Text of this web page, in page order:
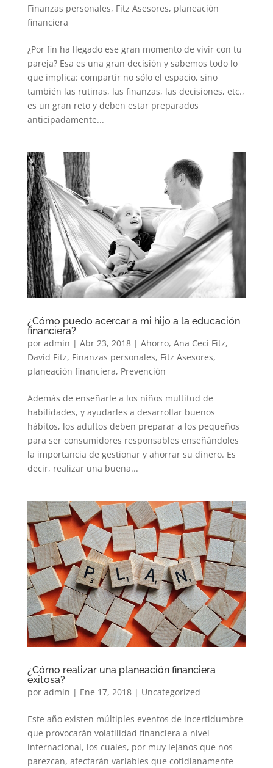
Finanzas personales, Fitz Asesores, planeación
financiera
¿Por fin ha llegado ese gran momento de vivir con tu
pareja? Esa es una gran decisión y sabemos todo lo
que implica: compartir no sólo el espacio, sino
también las rutinas, las finanzas, las decisiones, etc.,
es un gran reto y deben estar preparados
anticipadamente...
¿Cómo puedo acercar a mi hijo a la educación
financiera?
por admin | Abr 23, 2018| Ahorro, Ana Ceci Fitz,
David Fitz, Finanzas personales, Fitz Asesores,
planeación financiera, Prevención
Además de enseñarle a los niños multitud de
habilidades, y ayudarles a desarrollar buenos
hábitos, los adultos deben preparar a los pequeños
para ser consumidores responsables enseñándoles
la importancia de gestionar y ahorrar su dinero. Es
decir, realizar una buena...
¿Cómo realizar una planeación financiera
exitosa?
por admin | Ene 17, 2018| Uncategorized
Este año existen múltiples eventos de incertidumbre
que provocarán volatilidad financiera a nivel
internacional, los cuales, por muy lejanos que nos
parezcan, afectarán variables que cotidianamente